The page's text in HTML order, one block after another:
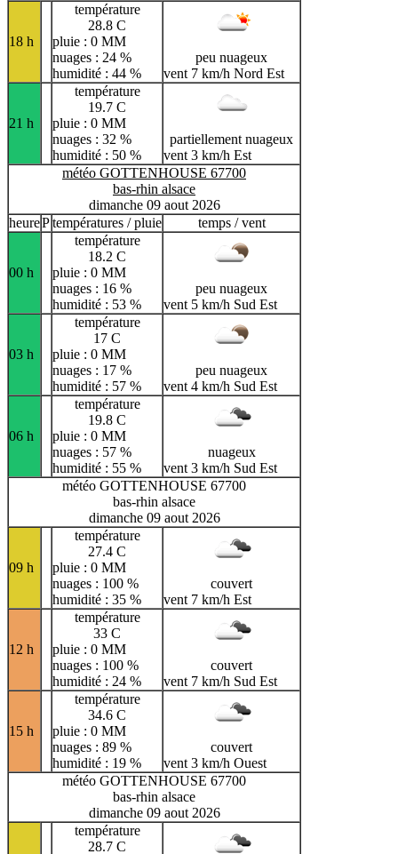
18 h
température
28.8 C
pluie : 0 MM
nuages : 24 %
humidité : 44 %
peu nuageux
vent 7 km/h Nord Est
21 h
température
19.7 C
pluie : 0 MM
nuages : 32 %
humidité : 50 %
partiellement nuageux
vent 3 km/h Est
météo GOTTENHOUSE 67700
bas-rhin alsace
dimanche 09 aout 2026
heurePtempératures / pluie temps / vent
00 h
température
18.2 C
pluie : 0 MM
nuages : 16 %
humidité : 53 %
peu nuageux
vent 5 km/h Sud Est
03 h
température
17 C
pluie : 0 MM
nuages : 17 %
humidité : 57 %
peu nuageux
vent 4 km/h Sud Est
06 h
température
19.8 C
pluie : 0 MM
nuages : 57 %
humidité : 55 %
nuageux
vent 3 km/h Sud Est
météo GOTTENHOUSE 67700
bas-rhin alsace
dimanche 09 aout 2026
09 h
température
27.4 C
pluie : 0 MM
nuages : 100 %
humidité : 35 %
couvert
vent 7 km/h Est
12 h
température
33 C
pluie : 0 MM
nuages : 100 %
humidité : 24 %
couvert
vent 7 km/h Sud Est
15 h
température
34.6 C
pluie : 0 MM
nuages : 89 %
humidité : 19 %
couvert
vent 3 km/h Ouest
météo GOTTENHOUSE 67700
bas-rhin alsace
dimanche 09 aout 2026
température
28.7 C